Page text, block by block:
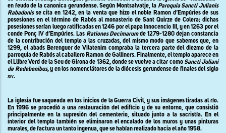
en feudo de la canonica gerundense. Según Montsalvatje, la Paroquia Sancti Julianis
Rabadonis se cita en 1242, en la venta que hizo el noble Ramon d’Empúries de sus
posesiones en el término de Rabós al monasterio de Sant Quirze de Colera; dichas
posesiones serían luego ratificadas en 1246 por el papa Innocencio III, y en 1263 por el
conde Ponç IV d’Empúries. Las Rationes Decimarumde 1279-1280 dejan constancia
de la contribución del templo a las cruzadas, del mismo modo que sabemos que, en
1299, el abads Berenguer de Vilatenim compraba la tercera parte del diezmo de la
parroquia de Rabós al caballero Ramon de Galliners. Finalmente, el templo aparece en
el Llibre Verd de la Seu de Girona de 1362, donde se vuelve a citar como Sancti Juliani
de Redebonibus, y en los nomenclátores de la diócesis gerundense de finales del siglo
xiv.
La iglesia fue saqueada en los inicios de la Guerra Civil, y sus imágenes tiradas al río.
En 1996 se procedió a una restauración del edificio y de su entorno, que consistió
principalmente en la supresión del cementerio, situado junto a la sacristía. En el
interior del templo también se eliminaron el encalado de los muros y unas pinturas
murales, de factura un tanto ingenua, que se habían realizado hacia el año 1958.